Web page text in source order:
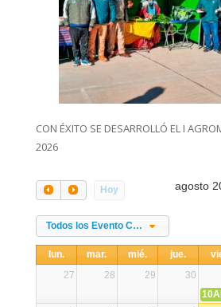
CON ÉXITO SE DESARROLLÓ EL I
2026
Hoy agosto
Todos los Evento Categories
lun. mar. mié. jue.
27
28 29 30